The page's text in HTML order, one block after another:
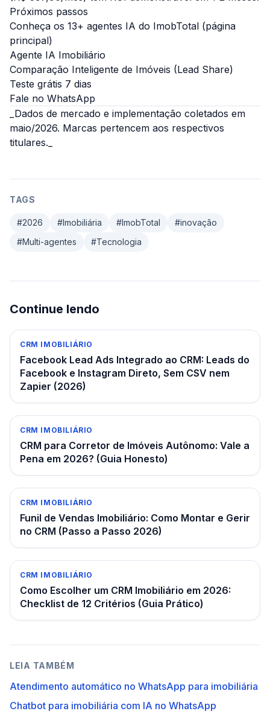
Próximos passos
Conheça os 13+ agentes IA do ImobTotal (página
principal)
Agente IA Imobiliário
Comparação Inteligente de Imóveis (Lead Share)
Teste grátis 7 dias
Fale no WhatsApp
_Dados de mercado e implementação coletados em
maio/2026. Marcas pertencem aos respectivos
titulares._
TAGS
#2026 #Imobiliária #ImobTotal #inovação
#Multi-agentes #Tecnologia
Continue lendo
CRM IMOBILIÁRIO
Facebook Lead Ads Integrado ao CRM: Leads do
Facebook e Instagram Direto, Sem CSV nem
Zapier (2026)
CRM IMOBILIÁRIO
CRM para Corretor de Imóveis Autônomo: Vale a
Pena em 2026? (Guia Honesto)
CRM IMOBILIÁRIO
Funil de Vendas Imobiliário: Como Montar e Gerir
no CRM (Passo a Passo 2026)
CRM IMOBILIÁRIO
Como Escolher um CRM Imobiliário em 2026:
Checklist de 12 Critérios (Guia Prático)
LEIA TAMBÉM
Atendimento automático no WhatsApp para imobiliária
Chatbot para imobiliária com IA no WhatsApp